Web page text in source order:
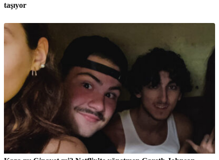
taşıyor